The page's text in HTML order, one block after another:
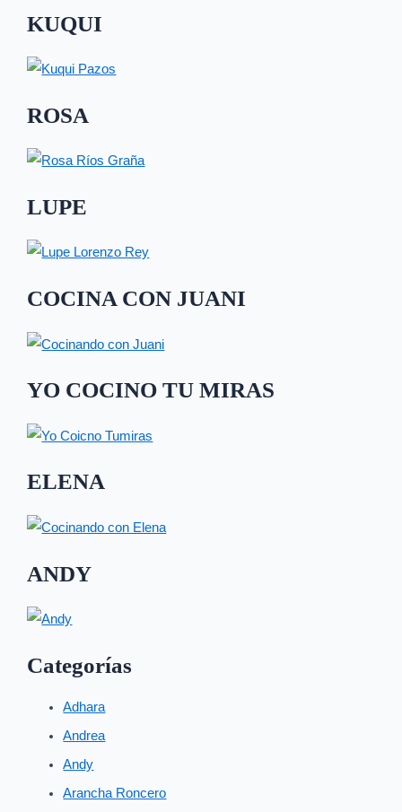
KUQUI
ROSA
LUPE
COCINA CON JUANI
YO COCINO TU MIRAS
ELENA
ANDY
Categorías
Adhara
Andrea
Andy
Arancha Roncero